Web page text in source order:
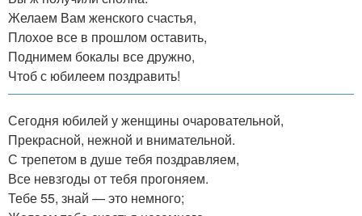
Желаем Вам женского счастья,
Плохое все в прошлом оставить,
Поднимем бокалы все дружно,
Чтоб с юбилеем поздравить!
Сегодня юбилей у женщины очаровательной,
Прекрасной, нежной и внимательной.
С трепетом в душе тебя поздравляем,
Все невзгоды от тебя прогоняем.
Тебе 55, знай — это немного;